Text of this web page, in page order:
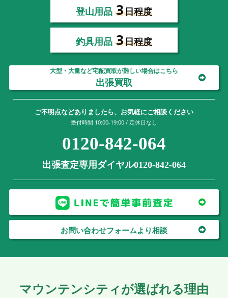
登山用品 3日程度
釣具用品 3日程度
大型・大量など宅配買取が難しい場合はこちら
出張買取
ご不明点などありましたら、お気軽にご相談ください
受付時間 10:00-19:00 / 定休日なし
0120-842-064
出張査定専用ダイヤル0120-842-064
お問い合わせフォームより相談
マウンテンシティが選ばれる理由